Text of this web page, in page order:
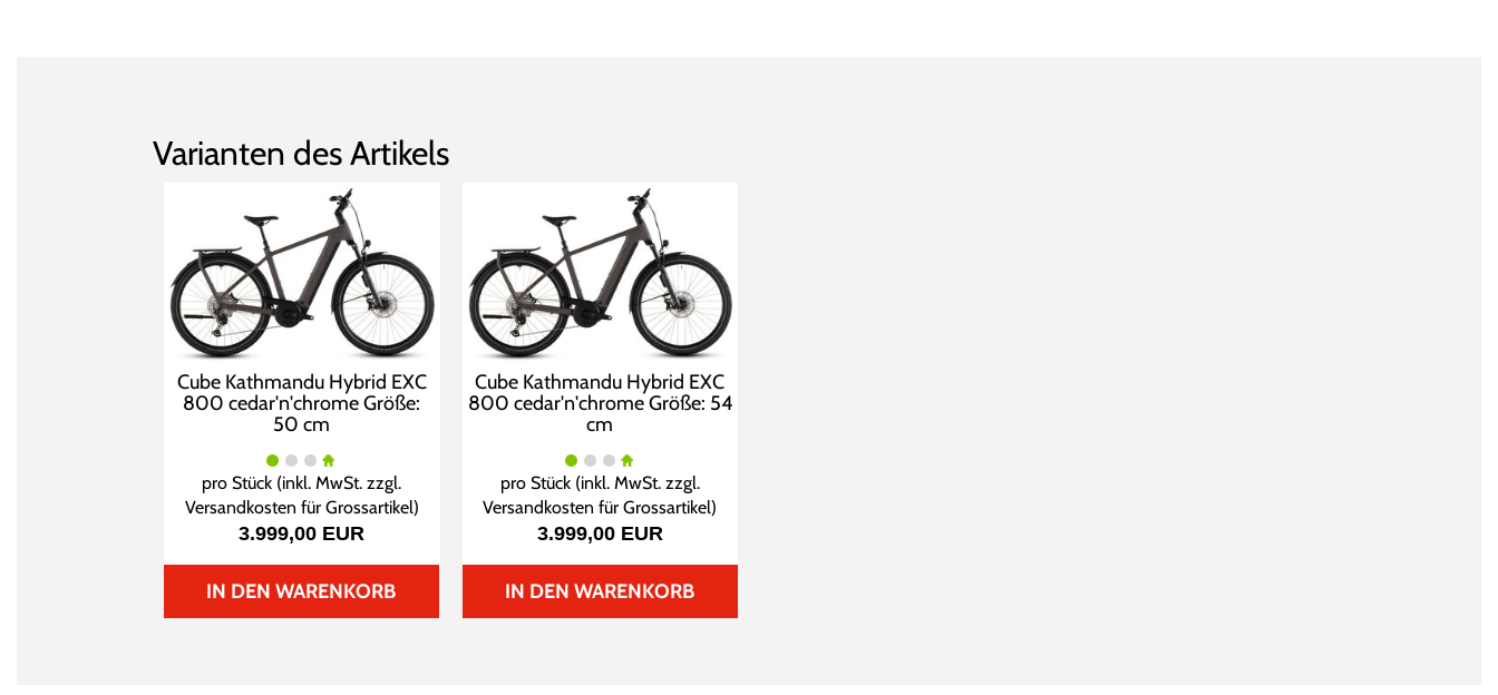
Varianten des Artikels
Cube Kathmandu Hybrid EXC
800 cedar'n'chrome Größe:
50 cm
pro Stück (inkl. MwSt. zzgl.
Versandkosten für Grossartikel)
3.999,00 EUR
IN DEN WARENKORB
Cube Kathmandu Hybrid EXC
800 cedar'n'chrome Größe: 54
cm
pro Stück (inkl. MwSt. zzgl.
Versandkosten für Grossartikel)
3.999,00 EUR
IN DEN WARENKORB